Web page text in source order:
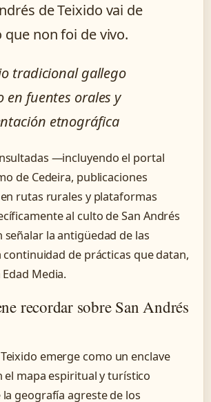
de Teixido vai de
non foi de vivo.
tradicional gallego
en fuentes orales y
etnográfica
—incluyendo el portal
de Cedeira, publicaciones
rutas rurales y plataformas
al culto de San Andrés
la antigüedad de las
continuidad de prácticas que datan,
Media.
recordar sobre San Andrés
emerge como un enclave
el mapa espiritual y turístico
geografía agreste de los